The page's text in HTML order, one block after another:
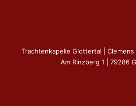
Trachtenkapelle Glottertal | Clemens
Am Rinzberg 1 | 79286